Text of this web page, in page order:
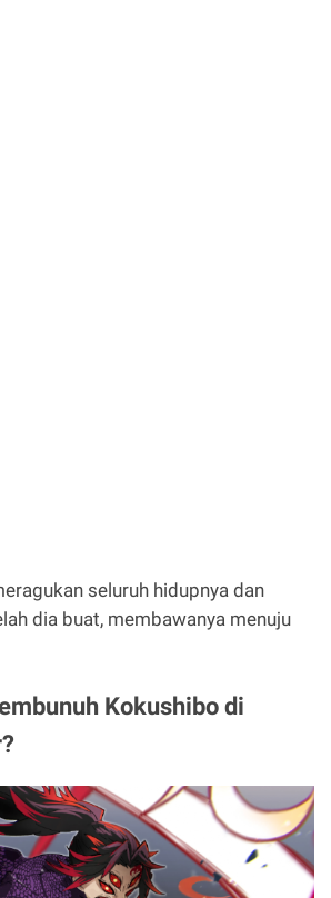
seluruh hidupnya dan
dia buat, membawanya menuju
Kokushibo di